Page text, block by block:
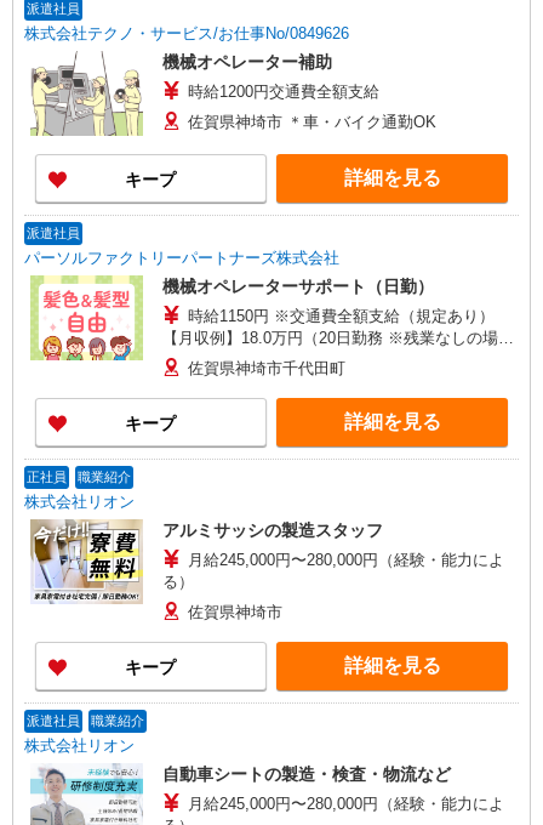
派遣社員
株式会社テクノ・サービス/お仕事No/0849626
機械オペレーター補助
時給1200円交通費全額支給
佐賀県神埼市 ＊車・バイク通勤OK
キープ 詳細を見る
派遣社員
パーソルファクトリーパートナーズ株式会社
機械オペレーターサポート（日勤）
時給1150円 ※交通費全額支給（規定あり）
【月収例】18.0万円（20日勤務 ※残業なしの場
合）佐賀県神埼市千代田町
キープ 詳細を見る
正社員 職業紹介
株式会社リオン
アルミサッシの製造スタッフ
月給245,000円〜280,000円（経験・能力によ
る）
佐賀県神埼市
キープ 詳細を見る
派遣社員 職業紹介
株式会社リオン
自動車シートの製造・検査・物流など
月給245,000円〜280,000円（経験・能力によ